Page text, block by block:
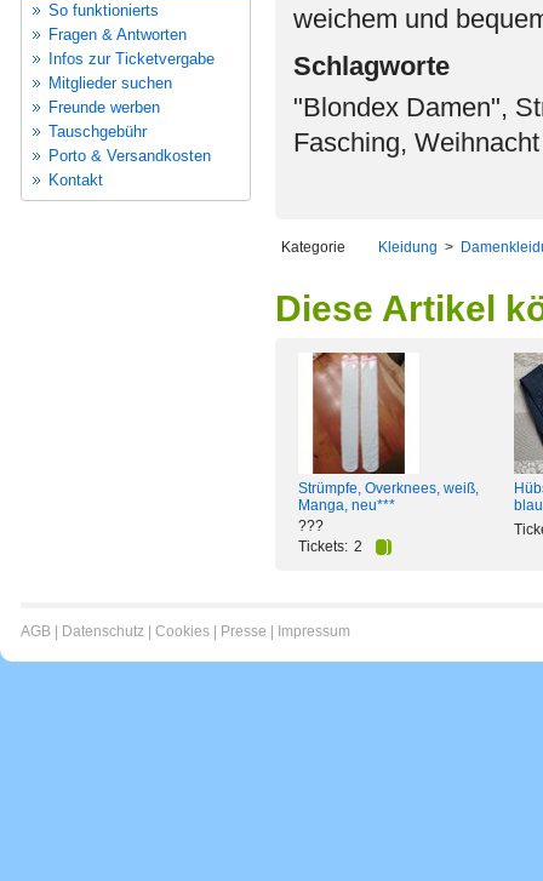
So funktionierts
Fragen & Antworten
Infos zur Ticketvergabe
Mitglieder suchen
Freunde werben
Tauschgebühr
Porto & Versandkosten
Kontakt
weichem und
Schlagworte
"Blondex Damen",
Fasching, Weihnacht
Kategorie Kleidung >
Diese Artikel
Strümpfe, Overknees, weiß,
Manga, neu***
???
Tickets: 2
AGB Datenschutz Cookies Presse Impressum